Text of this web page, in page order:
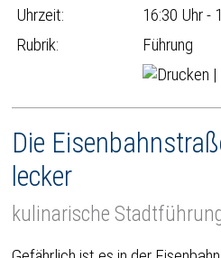
Uhrzeit:
16:30 Uhr -
Rubrik:
Führung
|
Die
lecker
kulinarische